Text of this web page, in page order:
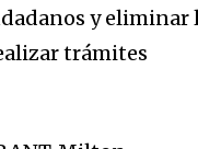
y eliminar
trámites